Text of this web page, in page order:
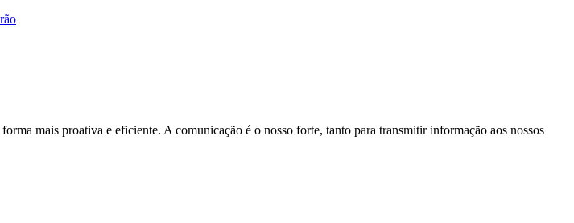
mais proativa e eficiente. A comunicação é o nosso forte, tanto para transmitir informação aos nossos